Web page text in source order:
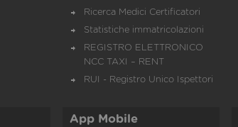
Ricerca Medici Certificatori
Statistiche immatricolazioni
REGISTRO ELETTRONICO
NCC TAXI – RENT
RUI - Registro Unico Ispettori
App Mobile